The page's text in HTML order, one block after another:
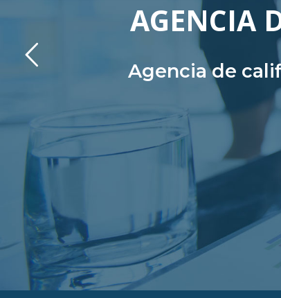
Agencia de
AGENCIA